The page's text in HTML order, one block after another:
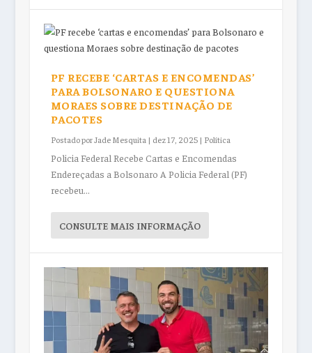
PF RECEBE ‘CARTAS E ENCOMENDAS’
PARA BOLSONARO E QUESTIONA
MORAES SOBRE DESTINAÇÃO DE
PACOTES
Postado porJade Mesquita | dez 17, 2025| Política
Policia Federal Recebe Cartas e Encomendas
Endereçadas a Bolsonaro A Policia Federal (PF)
recebeu...
CONSULTE MAIS INFORMAÇÃO